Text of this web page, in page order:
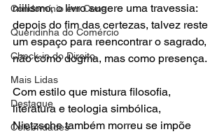
Condomínio em Cena
Queridinha do Comércio
Check-in do Direito
Mais Lidas
Destaque
Celebridades
niilismo, o livro sugere uma travessia:
depois do fim das certezas, talvez reste
um espaço para reencontrar o sagrado,
não como dogma, mas como presença.
Com estilo que mistura filosofia,
literatura e teologia simbólica,
Nietzsche também morreu se impõe